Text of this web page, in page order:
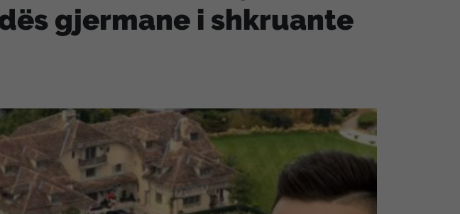
gjermane i shkruante